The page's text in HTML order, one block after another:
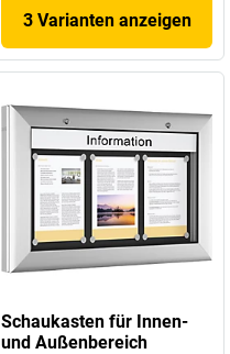
3 Varianten anzeigen
Schaukasten für Innen-
und Außenbereich